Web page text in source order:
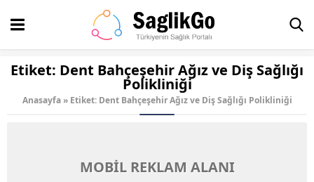
Etiket: Dent Bahçeşehir Ağız ve Diş Sağlığı
Polikliniği
Anasayfa » Etiket: Dent Bahçeşehir Ağız ve Diş Sağlığı Polikliniği
MOBİL REKLAM ALANI